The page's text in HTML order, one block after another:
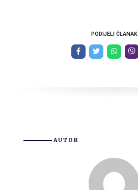
PODIJELI ČLANAK
AUTOR